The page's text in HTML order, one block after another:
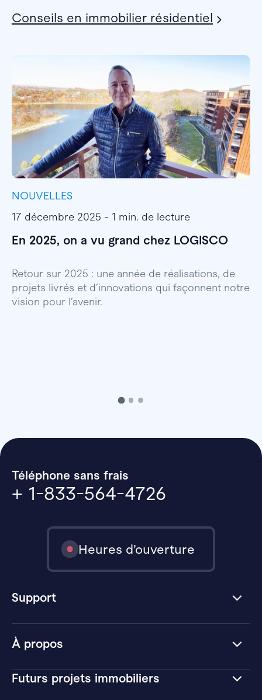
Conseils en immobilier résidentiel
NOUVELLES
17 décembre 2025 - 1 min. de lecture
En 2025, on a vu grand chez LOGISCO
Retour sur 2025 : une année de réalisations, de
projets livrés et d’innovations qui façonnent notre
vision pour l’avenir.
À propos
Futurs projets immobiliers
Téléphone sans frais
+ 1-833-564-4726
Heures d’ouverture
Support